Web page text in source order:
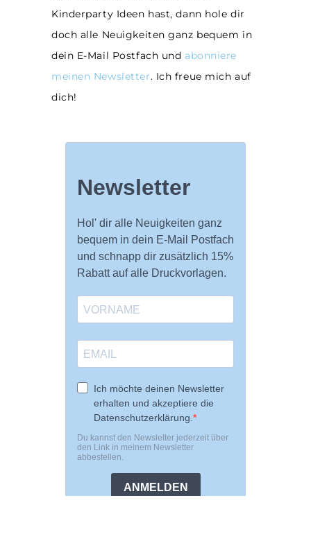
Kinderparty Ideen hast, dann hole dir
doch alle Neuigkeiten ganz bequem in
dein E-Mail Postfach und abonniere
meinen Newsletter. Ich freue mich auf
dich!